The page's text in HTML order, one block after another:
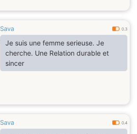
Sava 0.3
Je suis une femme serieuse. Je
cherche. Une Relation durable et
sincer
Sava 0.4